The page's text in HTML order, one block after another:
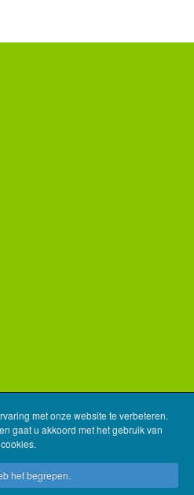
met onze website te verbeteren.
gaat u akkoord met het gebruik van
cookies.
het begrepen.